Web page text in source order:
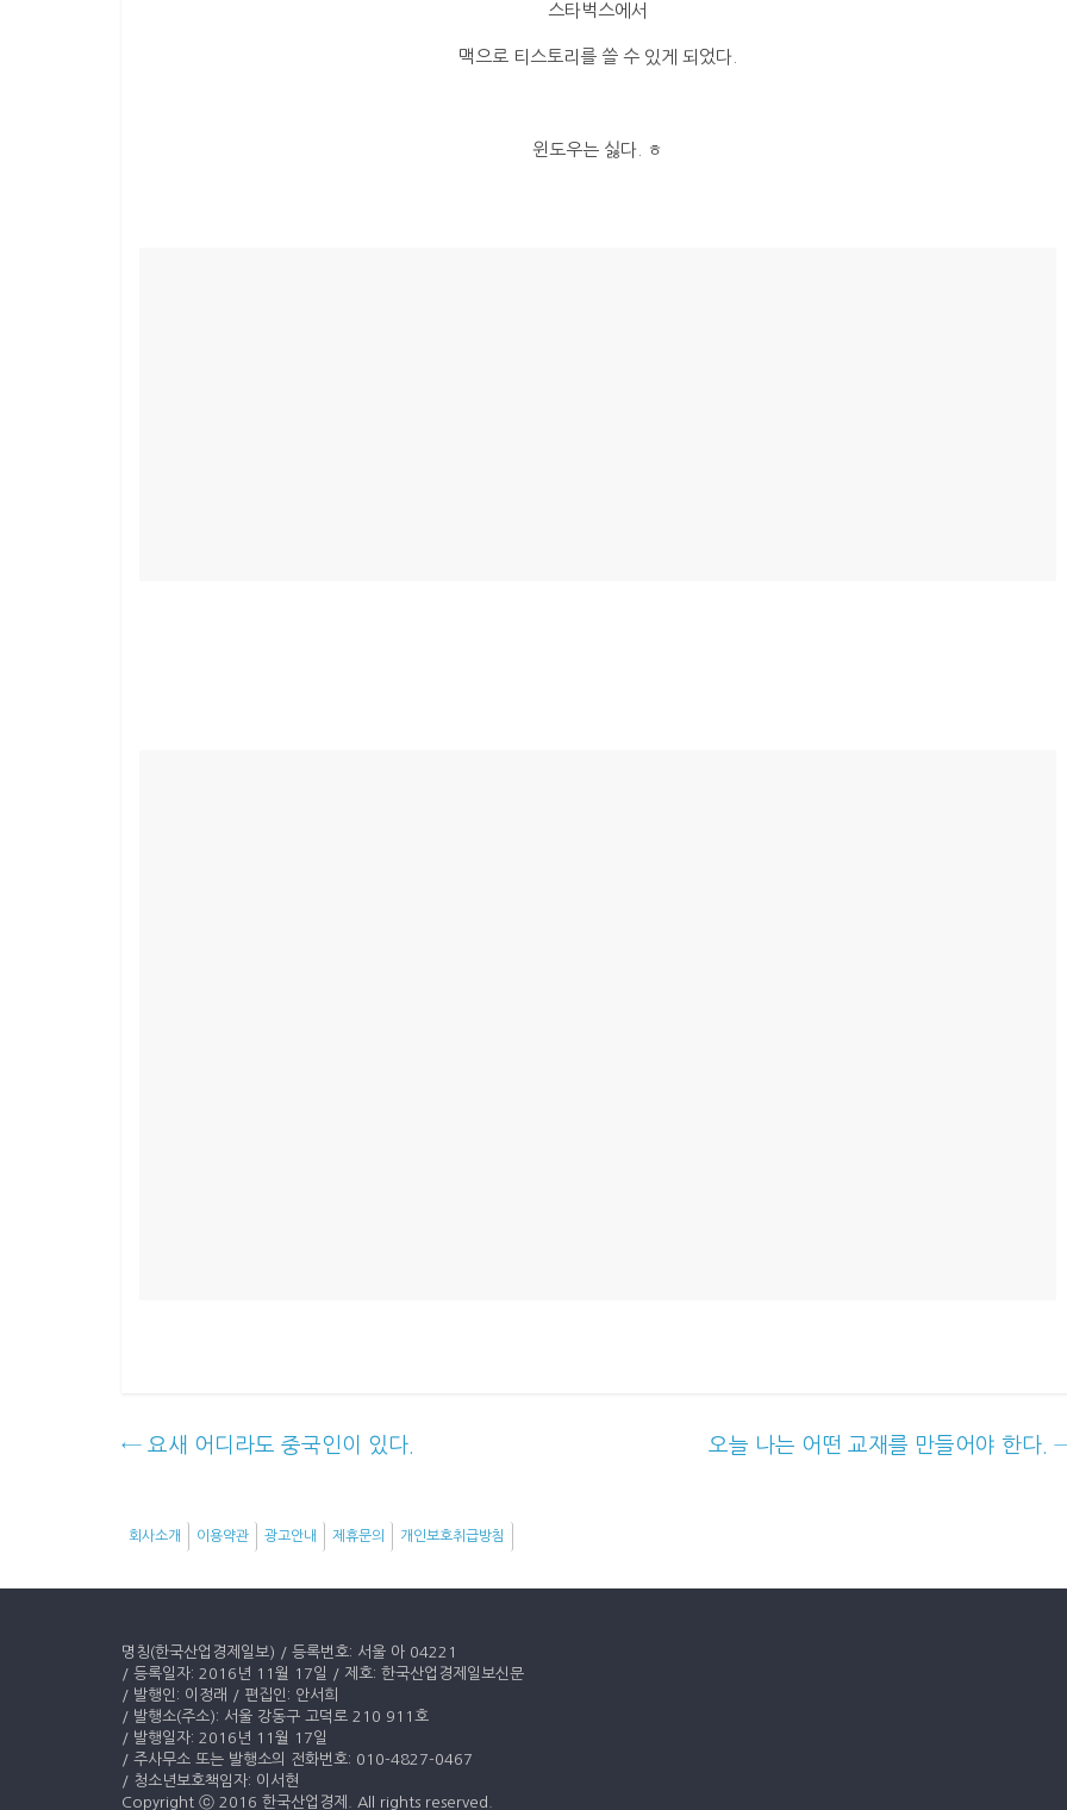
스타벅스에서
맥으로 티스토리를 쓸 수 있게 되었다.
윈도우는 싫다. ㅎ
← 요새 어디라도 중국인이 있다. 오늘 나는 어떤 교재를 만들어야 한다.
회사소개 이용약관 광고안내 제휴문의 개인보호취급방침
명칭(한국산업경제일보) / 등록번호: 서울 아 04221
/ 등록일자: 2016년 11월 17일 / 제호: 한국산업경제일보신문
/ 발행인: 이정래 / 편집인: 안서희
/ 발행소(주소): 서울 강동구 고덕로 210 911호
/ 발행일자: 2016년 11월 17일
/ 주사무소 또는 발행소의 전화번호: 010-4827-0467
/ 청소년보호책임자: 이서현
Copyright ⓒ 2016 한국산업경제. All rights reserved.